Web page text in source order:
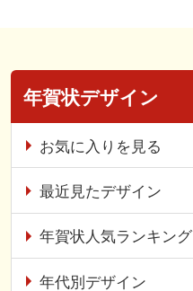
年賀状デザイン
お気に入りを見る
最近見たデザイン
年賀状人気ランキング
年代別デザイン